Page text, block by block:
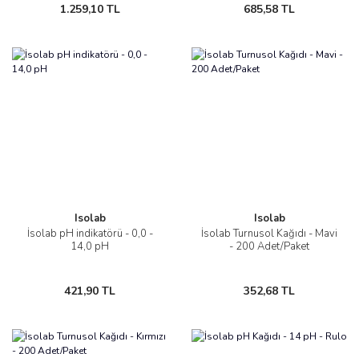
1.259,10 TL 685,58 TL
Isolab
İsolab pH indikatörü - 0,0 -
14,0 pH
421,90 TL
Isolab
İsolab Turnusol Kağıdı - Mavi
- 200 Adet/Paket
352,68 TL